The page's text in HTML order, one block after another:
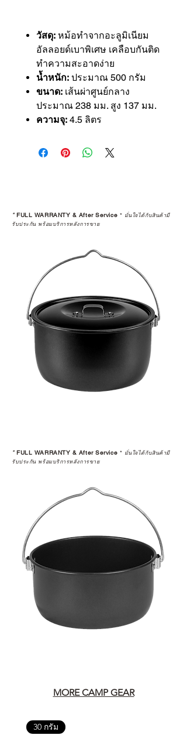
วัสดุ: หม้อทำจากอะลูมิเนียม
อัลลอยด์เบาพิเศษ เคลือบกันติด
ทำความสะอาดง่าย
น้ำหนัก: ประมาณ 500 กรัม
ขนาด: เส้นผ่าศูนย์กลาง
ประมาณ 238 มม. สูง 137 มม.
ความจุ: 4.5 ลิตร
*FULL WARRANTY & After Service * มั่นใจได้กับสินค้ามี
รับประกัน พร้อมบริการหลังการขาย
*FULL WARRANTY & After Service * มั่นใจได้กับสินค้ามี
รับประกัน พร้อมบริการหลังการขาย
MORE CAMP GEAR
30 กรัม